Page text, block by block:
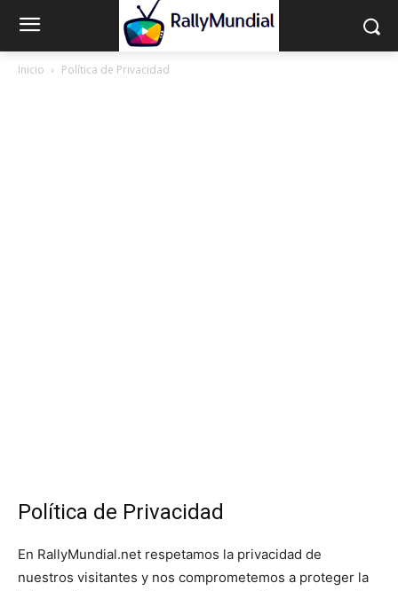
Inicio Política de Privacidad
Política de Privacidad
En RallyMundial.net respetamos la privacidad de
nuestros visitantes y nos comprometemos a proteger la